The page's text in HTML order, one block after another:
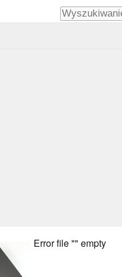
Error file "" empty